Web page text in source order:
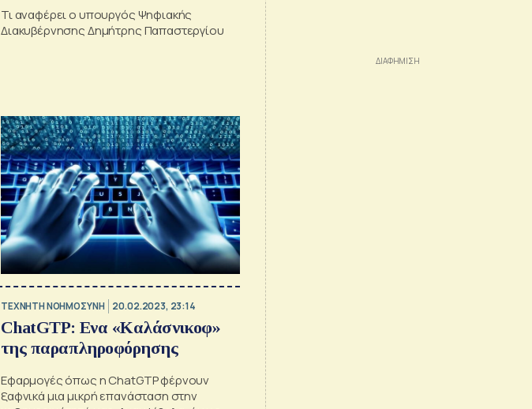
Τι αναφέρει ο υπουργός Ψηφιακής
Διακυβέρνησης Δημήτρης Παπαστεργίου
TΕΧΝΗΤΗ ΝΟΗΜΟΣΥΝΗ 20.02.2023, 23:14
ChatGTP: Ενα «Καλάσνικοφ»
της παραπληροφόρησης
Εφαρμογές όπως η ChatGTP φέρνουν
ξαφνικά μια μικρή επανάσταση στην